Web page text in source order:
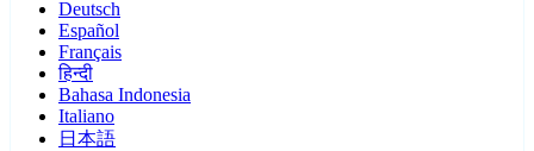
Deutsch
Español
Français
हिन्दी
Bahasa Indonesia
Italiano
日本語